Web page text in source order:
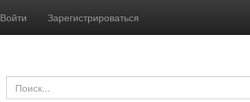
Войти Зарегистрироваться